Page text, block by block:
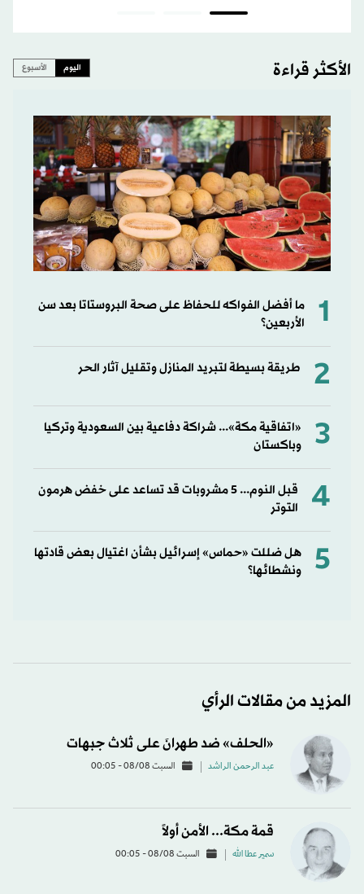
الأكثر قراءة اليوم الأسبوع
1
ما أفضل الفواكه للحفاظ على صحة البروستاتا بعد سن
الأربعين؟
2 طريقة بسيطة لتبريد المنازل وتقليل آثار الحر
3
«اتفاقية مكة»... شراكة دفاعية بين السعودية وتركيا
وباكستان
4
قبل النوم... 5 مشروبات قد تساعد على خفض هرمون
التوتر
5
هل ضللت «حماس» إسرائيل بشأن اغتيال بعض قادتها
ونشطائها؟
المزيد من مقالات الرأي
«الحلف» ضد طهرانَ على ثلاث جبهات
عبد الرحمن الراشد السبت 08/08 - 00:05
قمة مكة... الأمن أولاً
سمير عطا الله السبت 08/08 - 00:05